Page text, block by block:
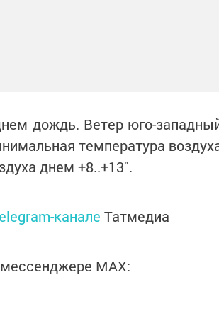
дождь. Ветер юго-
температура
днем +8..+13˚.
канале Татмедиа
мессенджере MАХ: